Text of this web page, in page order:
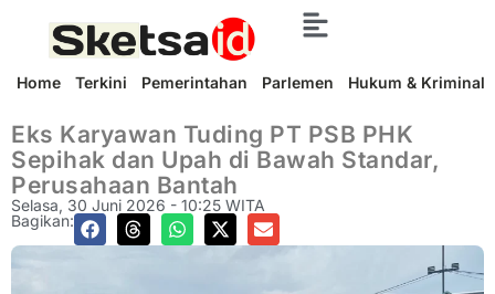
Home Terkini Pemerintahan Parlemen Hukum & Kriminal
Eks Karyawan Tuding PT PSB PHK
Sepihak dan Upah di Bawah Standar,
Perusahaan Bantah
Selasa, 30 Juni 2026 - 10:25 WITA
Bagikan: